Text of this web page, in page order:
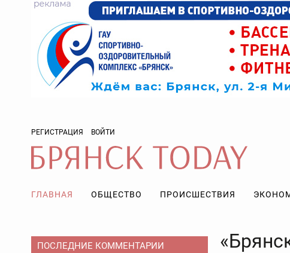
РЕГИСТРАЦИЯ ВОЙТИ
ГЛАВНАЯ ОБЩЕСТВО ПРОИСШЕСТВИЯ
ПОСЛЕДНИЕ КОММЕНТАРИИ